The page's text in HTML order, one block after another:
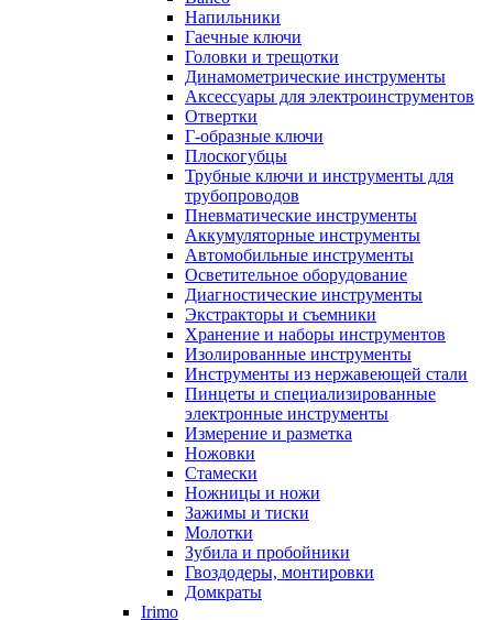
Напильники
Гаечные ключи
Головки и трещотки
Динамометрические инструменты
Аксессуары для электроинструментов
Отвертки
Г-образные ключи
Плоскогубцы
Трубные ключи и инструменты для
трубопроводов
Пневматические инструменты
Аккумуляторные инструменты
Автомобильные инструменты
Осветительное оборудование
Диагностические инструменты
Экстракторы и съемники
Хранение и наборы инструментов
Изолированные инструменты
Инструменты из нержавеющей стали
Пинцеты и специализированные
электронные инструменты
Измерение и разметка
Ножовки
Стамески
Ножницы и ножи
Зажимы и тиски
Молотки
Зубила и пробойники
Гвоздодеры, монтировки
Домкраты
Irimo